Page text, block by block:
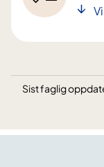
Sist faglig